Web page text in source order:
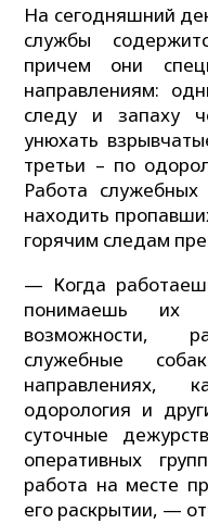
На сегодняшний
службы
причем они
направлениям:
следу и запаху
унюхать
третьи – по
Работа
находить
горячим следам
— Когда
понимаешь их
возможности,
служебные
направлениях,
одорология и
суточные
оперативных
работа на месте
его раскрытии, —